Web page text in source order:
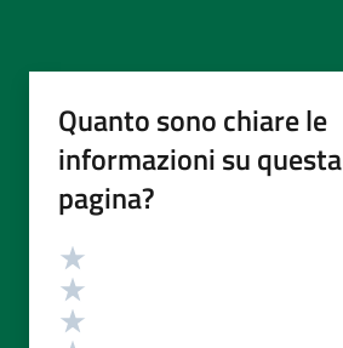
Quanto sono chiare le
informazioni su questa
pagina?
Valutazione